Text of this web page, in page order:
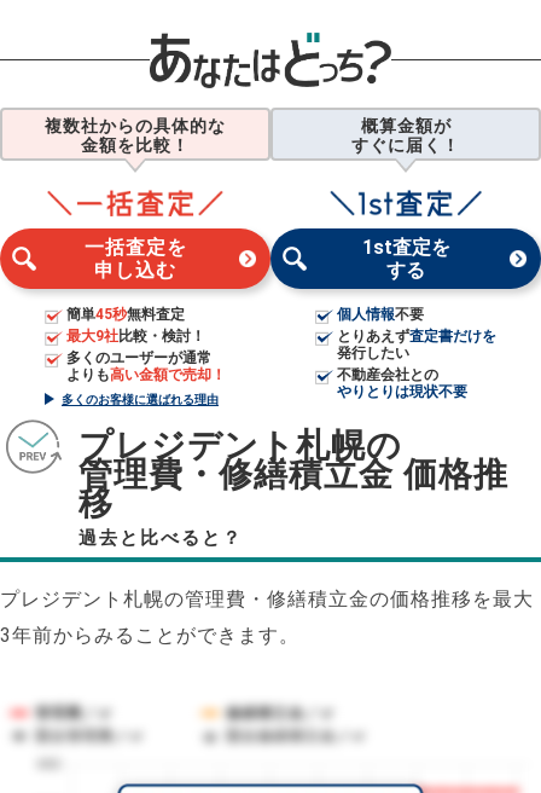
複数社からの具体的な
金額を比較！
一括査定を
申し込む
簡単45秒無料査定
最大9社比較・検討！
多くのユーザーが通常
よりも高い金額で売却！
多くのお客様に選ばれる理由
概算金額が
すぐに届く！
1st査定を
する
個人情報不要
とりあえず査定書だけを
発行したい
不動産会社との
やりとりは現状不要
プレジデント札幌の
管理費・修繕積立金 価格推
移
過去と比べると？
プレジデント札幌の管理費・修繕積立金の価格推移を最大
3年前からみることができます。
管理費／㎡
修繕積立金／㎡
競合管理費／㎡
競合修繕積立金／㎡